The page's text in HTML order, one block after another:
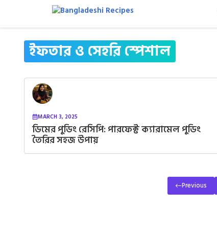
content
ইফতার ও সেহরি স্পেশাল
MARCH 3, 2025
ডিমের পুডিং রেসিপি: পারফেক্ট ক্যারামেল পুডিং
তৈরির সহজ উপায়
Previous